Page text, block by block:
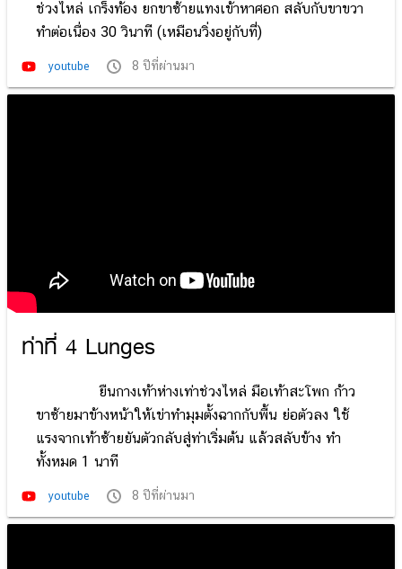
ช่วงไหล่ เกร็งท้อง ยกขาซ้ายแทงเข้าหาศอก สลับกับขาขวา
ทำต่อเนื่อง 30 วินาที (เหมือนวิ่งอยู่กับที่)
youtube 8 ปีที่ผ่านมา
ท่าที่ 4 Lunges
ยืนกางเท้าห่างเท่าช่วงไหล่ มือเท้าสะโพก ก้าว
ขาซ้ายมาข้างหน้าให้เข่าทำมุมตั้งฉากกับพื้น ย่อตัวลง ใช้
แรงจากเท้าซ้ายยันตัวกลับสู่ท่าเริ่มต้น แล้วสลับข้าง ทำ
ทั้งหมด 1 นาที
youtube 8 ปีที่ผ่านมา